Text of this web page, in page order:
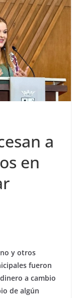
a
en
y otros
fueron
a cambio
de algún